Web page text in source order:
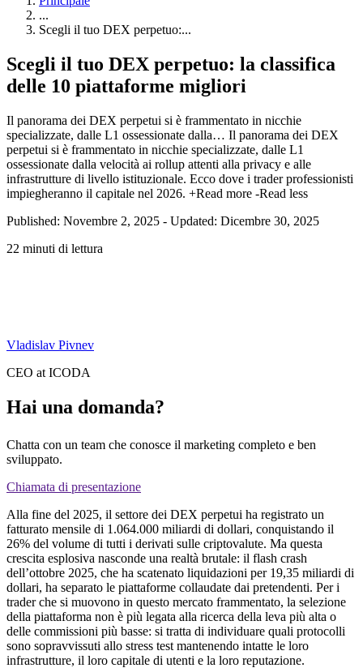
...
Scegli il tuo DEX perpetuo:...
Scegli il tuo DEX perpetuo: la classifica
delle 10 piattaforme migliori
Il panorama dei DEX perpetui si è frammentato in nicchie
specializzate, dalle L1 ossessionate dalla… Il panorama dei DEX
perpetui si è frammentato in nicchie specializzate, dalle L1
ossessionate dalla velocità ai rollup attenti alla privacy e alle
infrastrutture di livello istituzionale. Ecco dove i trader professionisti
impiegheranno il capitale nel 2026. +Read more -Read less
Published: Novembre 2, 2025 - Updated: Dicembre 30, 2025
22 minuti di lettura
Vladislav Pivnev
CEO at ICODA
Hai una domanda?
Chatta con un team che conosce il marketing completo e ben
sviluppato.
Chiamata di presentazione
Alla fine del 2025, il settore dei DEX perpetui ha registrato un
fatturato mensile di 1.064.000 miliardi di dollari, conquistando il
26% del volume di tutti i derivati sulle criptovalute. Ma questa
crescita esplosiva nasconde una realtà brutale: il flash crash
dell’ottobre 2025, che ha scatenato liquidazioni per 19,35 miliardi di
dollari, ha separato le piattaforme collaudate dai pretendenti. Per i
trader che si muovono in questo mercato frammentato, la selezione
della piattaforma non è più legata alla ricerca della leva più alta o
delle commissioni più basse: si tratta di individuare quali protocolli
sono sopravvissuti allo stress test mantenendo intatte le loro
infrastrutture, il loro capitale di utenti e la loro reputazione.